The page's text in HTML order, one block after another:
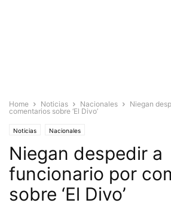
Home Noticias Nacionales
Niegan
comentarios sobre ‘El Divo’
Noticias Nacionales
Niegan despedir a
funcionario por
sobre ‘El Divo’